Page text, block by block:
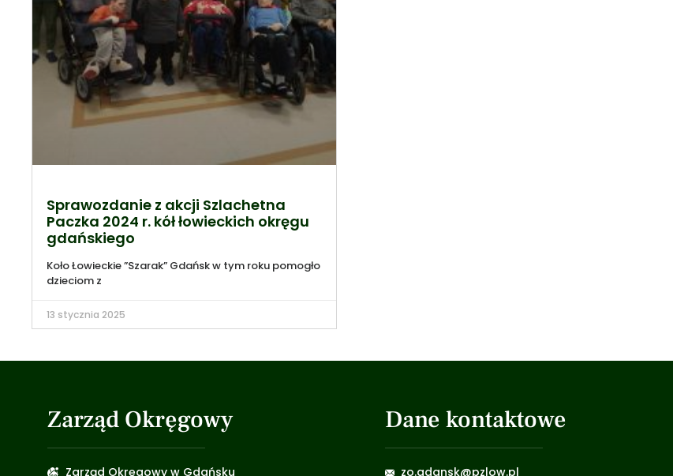
Sprawozdanie z akcji Szlachetna
Paczka 2024 r. kół łowieckich okręgu
gdańskiego
Koło Łowieckie ”Szarak” Gdańsk w tym roku pomogło
dzieciom z
13 stycznia 2025
Zarząd Okręgowy
Zarząd Okręgowy w Gdańsku
Dane kontaktowe
zo.gdansk@pzlow.pl